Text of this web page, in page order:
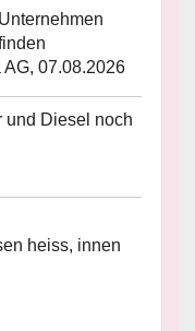
07.08.2026
und Diesel noch
heiss, innen